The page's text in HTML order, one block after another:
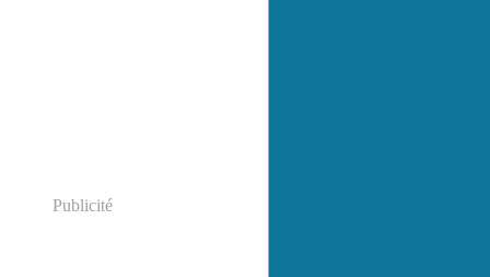
Publicité